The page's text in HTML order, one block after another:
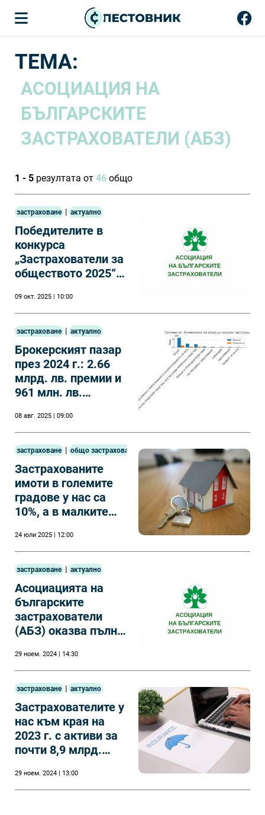
ТЕМА:
АСОЦИАЦИЯ НА
БЪЛГАРСКИТЕ
ЗАСТРАХОВАТЕЛИ (АБЗ)
1 - 5 резултата от 46 общо
застраховане | актуално
Победителите в
конкурса
„Застрахователи за
обществото 2025“
си на тържествена
церемония
09 окт. 2025 | 10:00
застраховане | актуално
Брокерският пазар
през 2024 г.: 2.66
млрд. лв. премии и
961 млн. лв.
08 авг. 2025 | 09:00
застраховане | общо застраховане
Застрахованите
имоти в големите
градове у нас са
10%, а в малките
24 юли 2025 | 12:00
застраховане | актуално
Асоциацията на
българските
застрахователи
(АБЗ) оказва пълно
във връзка със
стартирала
проверка
29 ноем. 2024 | 14:30
застраховане | актуално
Застрахователите у
нас към края на
2023 г. с активи за
почти 8,9 млрд.
29 ноем. 2024 | 13:00